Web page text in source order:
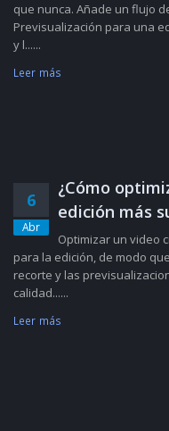
que nunca. Añade un flujo
Previsualización para una
y l......
Leer más
6
Abr
¿Cómo
edición más
Optimizar un video
para la edición, de modo
recorte y las
calidad......
Leer más